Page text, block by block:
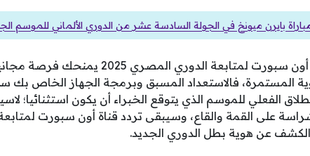
بايرن ميونخ في الجولة السادسة عشر من الدوري الألماني للموسم
تأمين بيانات تردد قناة أون سبورت لمتابعة
المستمرة، فالاستعداد المسبق وبرمجة الجهاز الخاص بك
الفعلي للموسم الذي يتوقع الخبراء أن يكون استثنائيا؛
عن هوية بطل الدوري الجديد.